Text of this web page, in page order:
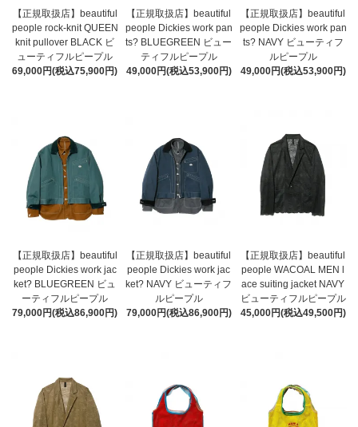
【正規取扱店】beautiful
people rock-knit QUEEN
knit pullover BLACK ビ
ューティフルピープル
69,000円(税込75,900円)
【正規取扱店】beautiful
people Dickies work pan
ts? BLUEGREEN ビュー
ティフルピープル
49,000円(税込53,900円)
【正規取扱店】beautiful
people Dickies work pan
ts? NAVY ビューティフ
ルピープル
49,000円(税込53,900円)
【正規取扱店】beautiful
people Dickies work jac
ket? BLUEGREEN ビュ
ーティフルピープル
79,000円(税込86,900円)
【正規取扱店】beautiful
people Dickies work jac
ket? NAVY ビューティフ
ルピープル
79,000円(税込86,900円)
【正規取扱店】beautiful
people WACOAL MEN l
ace suiting jacket NAVY
ビューティフルピープル
45,000円(税込49,500円)